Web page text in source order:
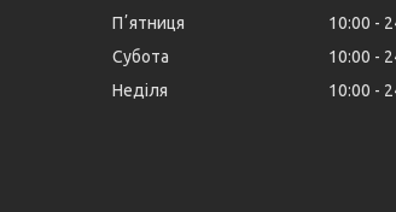
Пʼятниця
10:00
Субота
10:00
Неділя
10:00